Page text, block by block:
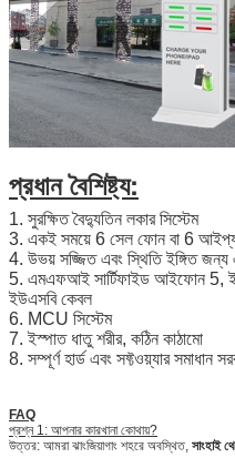
প্রধান বৈশিষ্ট্য:
1. সুরক্ষিত বৈদ্যুতিন লকার সিস্টেম
3. একই সময়ে 6 সেল ফোন বা 6
4. উভয় সজ্জিত এবং স্থিতি ইঙ্গিত জন্য
5. এমএফআই সার্টিফাইড আইফোন 5,
ইউএসবি কেবল
6. MCU সিস্টেম
7. ইস্পাত ধাতু শরীর, কঠিন কাঠামো
8. সম্পূর্ণ হার্ড এবং সফ্টওয়্যার সমাধান
FAQ
প্রশ্ন 1: আপনার কারখানা কোথায়?
উত্তর: আমরা ঝাংজিয়াগাং শহরে অবস্থিত, সাংহাই